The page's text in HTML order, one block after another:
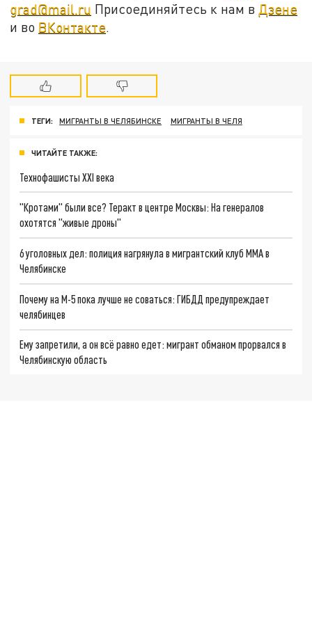
grad@mail.ru Присоединяйтесь к нам в Дзене
и во ВКонтакте.
ТЕГИ: МИГРАНТЫ В ЧЕЛЯБИНСКЕ МИГРАНТЫ В ЧЕЛЯ
ЧИТАЙТЕ ТАКЖЕ:
Технофашисты XXI века
"Кротами" были все? Теракт в центре Москвы: На генералов
охотятся "живые дроны"
6 уголовных дел: полиция нагрянула в мигрантский клуб ММА в
Челябинске
Почему на М-5 пока лучше не соваться: ГИБДД предупреждает
челябинцев
Ему запретили, а он всё равно едет: мигрант обманом прорвался в
Челябинскую область